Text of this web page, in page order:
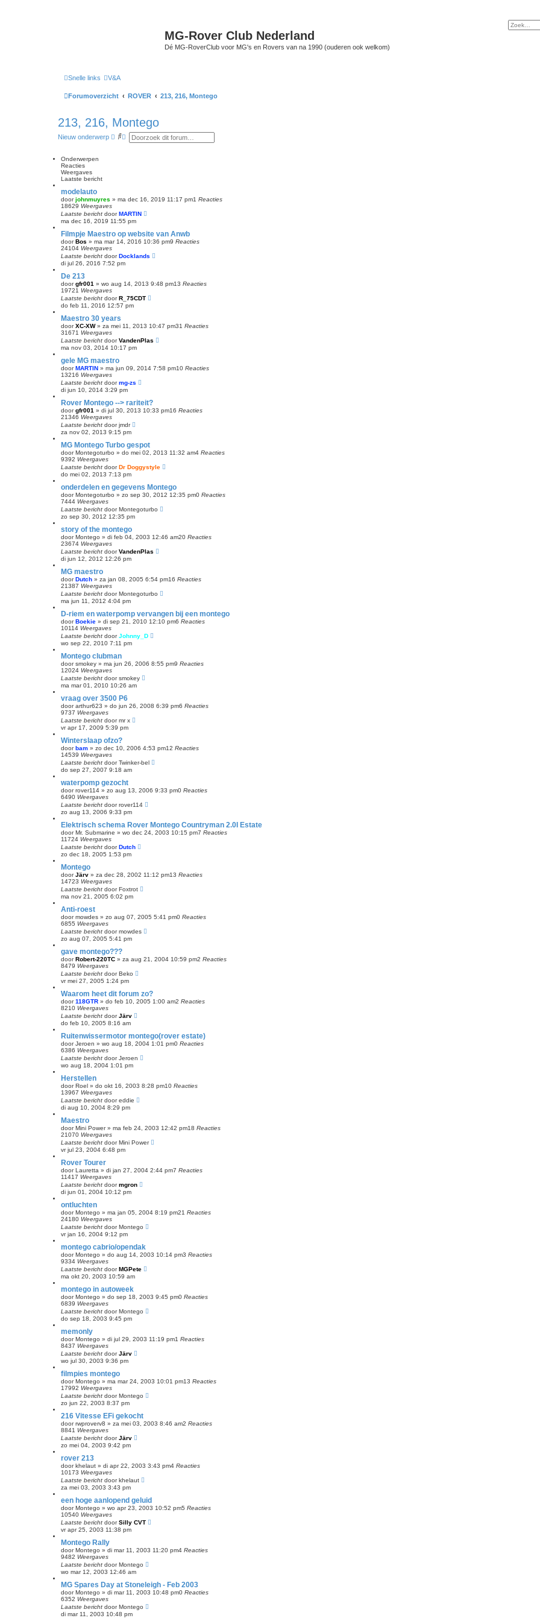
MG-Rover Club Nederland
Dé MG-RoverClub voor MG's en Rovers van na 1990 (ouderen ook welkom)
Snelle links V&A
Forumoverzicht ROVER 213, 216, Montego
213, 216, Montego
Nieuw onderwerp
Z U
d
o
e
e
n
Onderwerpen
Reacties
Weergaves
Laatste bericht
modelauto
doorjohnmuyres » ma dec 16, 2019 11:17 pm1 Reacties
18629 Weergaves
Laatste bericht doorMARTIN
ma dec 16, 2019 11:55 pm
Filmpje Maestro op website van Anwb
doorBos » ma mar 14, 2016 10:36 pm9 Reacties
24104 Weergaves
Laatste bericht doorDocklands
di jul 26, 2016 7:52 pm
De 213
doorgfr001 » wo aug 14, 2013 9:48 pm13 Reacties
19721 Weergaves
Laatste bericht doorR_75CDT
do feb 11, 2016 12:57 pm
Maestro 30 years
doorXC-XW» za mei 11, 2013 10:47 pm31 Reacties
31671 Weergaves
Laatste bericht doorVandenPlas
ma nov 03, 2014 10:17 pm
gele MG maestro
doorMARTIN » ma jun 09, 2014 7:58 pm10 Reacties
13216 Weergaves
Laatste bericht doormg-zs
di jun 10, 2014 3:29 pm
Rover Montego --> rariteit?
doorgfr001 » di jul 30, 2013 10:33 pm16 Reacties
21346 Weergaves
Laatste bericht doorjmdr
za nov 02, 2013 9:15 pm
MG Montego Turbo gespot
doorMontegoturbo » do mei 02, 2013 11:32 am4 Reacties
9392 Weergaves
Laatste bericht doorDr Doggystyle
do mei 02, 2013 7:13 pm
onderdelen en gegevens Montego
doorMontegoturbo » zo sep 30, 2012 12:35 pm0 Reacties
7444 Weergaves
Laatste bericht doorMontegoturbo
zo sep 30, 2012 12:35 pm
story of the montego
doorMontego » di feb 04, 2003 12:46 am20 Reacties
23674 Weergaves
Laatste bericht doorVandenPlas
di jun 12, 2012 12:26 pm
MG maestro
doorDutch » za jan 08, 2005 6:54 pm16 Reacties
21387 Weergaves
Laatste bericht doorMontegoturbo
ma jun 11, 2012 4:04 pm
D-riem en waterpomp vervangen bij een montego
doorBoekie » di sep 21, 2010 12:10 pm6 Reacties
10114 Weergaves
Laatste bericht doorJohnny_D
wo sep 22, 2010 7:11 pm
Montego clubman
doorsmokey » ma jun 26, 2006 8:55 pm9 Reacties
12024 Weergaves
Laatste bericht doorsmokey
ma mar 01, 2010 10:26 am
vraag over 3500 P6
doorarthur623 » do jun 26, 2008 6:39 pm6 Reacties
9737 Weergaves
Laatste bericht doormr x
vr apr 17, 2009 5:39 pm
Winterslaap ofzo?
doorbam » zo dec 10, 2006 4:53 pm12 Reacties
14539 Weergaves
Laatste bericht doorTwinker-bel
do sep 27, 2007 9:18 am
waterpomp gezocht
doorrover114 » zo aug 13, 2006 9:33 pm0 Reacties
6490 Weergaves
Laatste bericht doorrover114
zo aug 13, 2006 9:33 pm
Elektrisch schema Rover Montego Countryman 2.0I Estate
doorMr. Submarine » wo dec 24, 2003 10:15 pm7 Reacties
11724 Weergaves
Laatste bericht doorDutch
zo dec 18, 2005 1:53 pm
Montego
doorJärv » za dec 28, 2002 11:12 pm13 Reacties
14723 Weergaves
Laatste bericht doorFoxtrot
ma nov 21, 2005 6:02 pm
Anti-roest
doormowdes » zo aug 07, 2005 5:41 pm0 Reacties
6855 Weergaves
Laatste bericht doormowdes
zo aug 07, 2005 5:41 pm
gave montego???
doorRobert-220TC » za aug 21, 2004 10:59 pm2 Reacties
8479 Weergaves
Laatste bericht doorBeko
vr mei 27, 2005 1:24 pm
Waarom heet dit forum zo?
door118GTR » do feb 10, 2005 1:00 am2 Reacties
8210 Weergaves
Laatste bericht doorJärv
do feb 10, 2005 8:16 am
Ruitenwissermotor montego(rover estate)
doorJeroen » wo aug 18, 2004 1:01 pm0 Reacties
6386 Weergaves
Laatste bericht doorJeroen
wo aug 18, 2004 1:01 pm
Herstellen
doorRoel » do okt 16, 2003 8:28 pm10 Reacties
13967 Weergaves
Laatste bericht dooreddie
di aug 10, 2004 8:29 pm
Maestro
doorMini Power» ma feb 24, 2003 12:42 pm18 Reacties
21070 Weergaves
Laatste bericht doorMini Power
vr jul 23, 2004 6:48 pm
Rover Tourer
doorLauretta » di jan 27, 2004 2:44 pm7 Reacties
11417 Weergaves
Laatste bericht doormgron
di jun 01, 2004 10:12 pm
ontluchten
doorMontego » ma jan 05, 2004 8:19 pm21 Reacties
24180 Weergaves
Laatste bericht doorMontego
vr jan 16, 2004 9:12 pm
montego cabrio/opendak
doorMontego » do aug 14, 2003 10:14 pm3 Reacties
9334 Weergaves
Laatste bericht doorMGPete
ma okt 20, 2003 10:59 am
montego in autoweek
doorMontego » do sep 18, 2003 9:45 pm0 Reacties
6839 Weergaves
Laatste bericht doorMontego
do sep 18, 2003 9:45 pm
memonly
doorMontego » di jul 29, 2003 11:19 pm1 Reacties
8437 Weergaves
Laatste bericht doorJärv
wo jul 30, 2003 9:36 pm
filmpies montego
doorMontego » ma mar 24, 2003 10:01 pm13 Reacties
17992 Weergaves
Laatste bericht doorMontego
zo jun 22, 2003 8:37 pm
216 Vitesse EFi gekocht
doorrwproverv8 » za mei 03, 2003 8:46 am2 Reacties
8841 Weergaves
Laatste bericht doorJärv
zo mei 04, 2003 9:42 pm
rover 213
doorkhelaut » di apr 22, 2003 3:43 pm4 Reacties
10173 Weergaves
Laatste bericht doorkhelaut
za mei 03, 2003 3:43 pm
een hoge aanlopend geluid
doorMontego » wo apr 23, 2003 10:52 pm5 Reacties
10540 Weergaves
Laatste bericht doorSilly CVT
vr apr 25, 2003 11:38 pm
Montego Rally
doorMontego » di mar 11, 2003 11:20 pm4 Reacties
9482 Weergaves
Laatste bericht doorMontego
wo mar 12, 2003 12:46 am
MG Spares Day at Stoneleigh - Feb 2003
doorMontego » di mar 11, 2003 10:48 pm0 Reacties
6352 Weergaves
Laatste bericht doorMontego
di mar 11, 2003 10:48 pm